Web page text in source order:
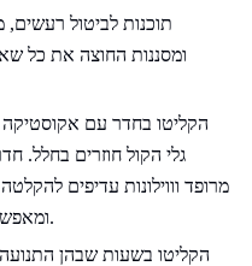
תוכנות לביטול
ומסננות החוצה את כל
הקליטו בחדר עם
גלי הקול חוזרים בחלל.
מרופד וווילונות עדיפים
ומאפשרים למיקרופון להתמקד בקולכם.
הקליטו בשעות שבהן